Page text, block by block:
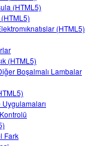
(HTML5)
(HTML5)
(HTML5)
Boşalmalı Lambalar
Uygulamaları
Fark